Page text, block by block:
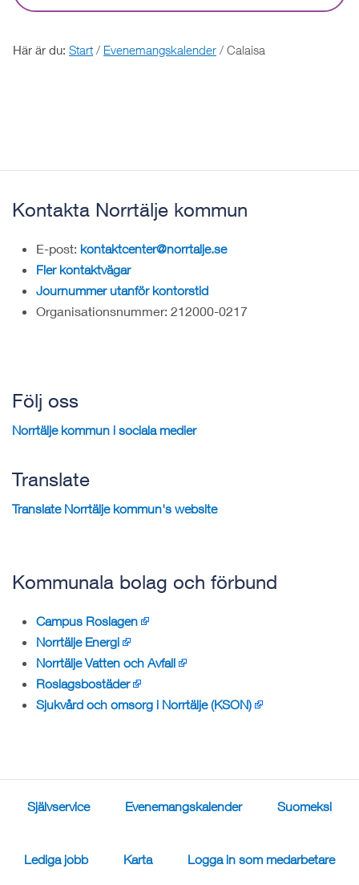
Här är du: Start / Evenemangskalender / Calaisa
Kontakta Norrtälje kommun
E-post: kontaktcenter@norrtalje.se
Fler kontaktvägar
Journummer utanför kontorstid
Organisationsnummer: 212000-0217
Följ oss
Norrtälje kommun i sociala medier
Translate
Translate Norrtälje kommun's website
Kommunala bolag och förbund
Campus Roslagen
Norrtälje Energi
Norrtälje Vatten och Avfall
Roslagsbostäder
Sjukvård och omsorg i Norrtälje (KSON)
Självservice Evenemangskalender Suomeksi
Lediga jobb Karta Logga in som medarbetare